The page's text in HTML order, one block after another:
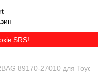
SRS!
89170-27010 для